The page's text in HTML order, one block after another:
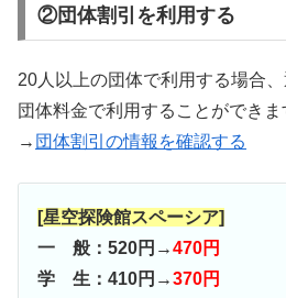
②団体割引を利用する
20人以上の団体で利用する場合
団体料金で利用することができま
→ 団体割引の情報を確認する
[星空探険館スペーシア]
一 般：520円→470円
学 生：410円→370円